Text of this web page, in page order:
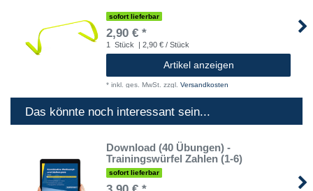
sofort lieferbar
2,90 € *
1 Stück | 2,90 € / Stück
Artikel anzeigen
* inkl. ges. MwSt. zzgl. Versandkosten
Das könnte noch interessant sein...
Download (40 Übungen) -
Trainingswürfel Zahlen (1-6)
sofort lieferbar